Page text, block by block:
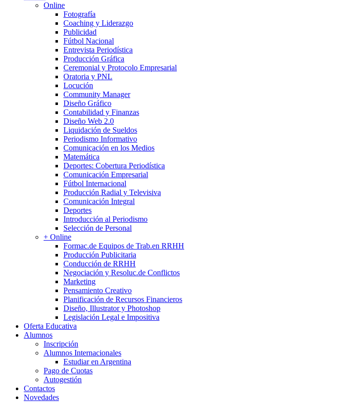
Online
Fotografía
Coaching y Liderazgo
Publicidad
Fútbol Nacional
Entrevista Periodística
Producción Gráfica
Ceremonial y Protocolo Empresarial
Oratoria y PNL
Locución
Community Manager
Diseño Gráfico
Contabilidad y Finanzas
Diseño Web 2.0
Liquidación de Sueldos
Periodismo Informativo
Comunicación en los Medios
Matemática
Deportes: Cobertura Periodística
Comunicación Empresarial
Fútbol Internacional
Producción Radial y Televisiva
Comunicación Integral
Deportes
Introducción al Periodismo
Selección de Personal
+ Online
Formac.de Equipos de Trab.en RRHH
Producción Publicitaria
Conducción de RRHH
Negociación y Resoluc.de Conflictos
Marketing
Pensamiento Creativo
Planificación de Recursos Financieros
Diseño, Illustrator y Photoshop
Legislación Legal e Impositiva
Oferta Educativa
Alumnos
Inscripción
Alumnos Internacionales
Estudiar en Argentina
Pago de Cuotas
Autogestión
Contactos
Novedades